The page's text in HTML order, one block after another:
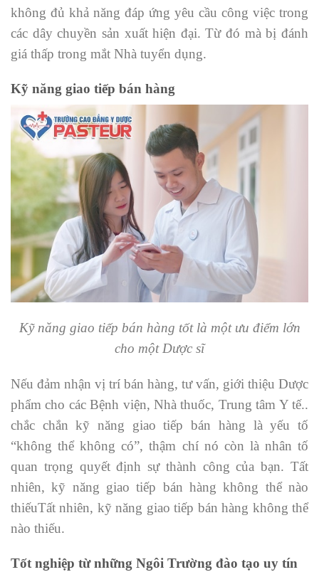
không đủ khả năng đáp ứng yêu cầu công việc trong
các dây chuyền sản xuất hiện đại. Từ đó mà bị đánh
giá thấp trong mắt Nhà tuyển dụng.
Kỹ năng giao tiếp bán hàng
Kỹ năng giao tiếp bán hàng tốt là một ưu điểm lớn
cho một Dược sĩ
Nếu đảm nhận vị trí bán hàng, tư vấn, giới thiệu Dược
phẩm cho các Bệnh viện, Nhà thuốc, Trung tâm Y tế..
chắc chắn kỹ năng giao tiếp bán hàng là yếu tố
“không thể không có”, thậm chí nó còn là nhân tố
quan trọng quyết định sự thành công của bạn. Tất
nhiên, kỹ năng giao tiếp bán hàng không thể nào
thiếuTất nhiên, kỹ năng giao tiếp bán hàng không thể
nào thiếu.
Tốt nghiệp từ những Ngôi Trường đào tạo uy tín